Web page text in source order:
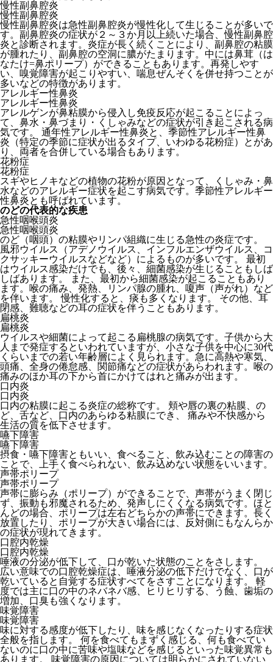
慢性副鼻腔炎
慢性副鼻腔炎
慢性副鼻腔炎は急性副鼻腔炎が慢性化して生じることが多いで
す。副鼻腔炎の症状が２～３か月以上続いた場合、慢性副鼻腔
炎と診断されます。炎症が長く続くことにより、副鼻腔の粘膜
が腫れたり、副鼻腔の空洞に膿がたまります。中には鼻茸（は
なたけ=鼻ポリープ）ができることもあります。再発しやす
い、嗅覚障害が起こりやすい、喘息ぜんそくを併せ持つことが
多いなどの特徴があります。
アレルギー性鼻炎
アレルギー性鼻炎
アレルゲンが鼻粘膜から侵入し免疫反応が起こることによっ
て、鼻水・鼻づまり・くしゃみなどの症状が引き起こされる病
気です。 通年性アレルギー性鼻炎と、季節性アレルギー性鼻
炎（特定の季節に症状が出るタイプ、いわゆる花粉症）とがあ
り、両者を合併している場合もあります。
花粉症
花粉症
スギやヒノキなどの植物の花粉が原因となって、くしゃみ・鼻
水などのアレルギー症状を起こす病気です。季節性アレルギー
性鼻炎とも呼ばれています。
のどの代表的な疾患
急性咽喉頭炎
急性咽喉頭炎
のど（咽頭）の粘膜やリンパ組織に生じる急性の炎症です。
風邪ウイルス（アデノウイルス、インフルエンザウイルス、コ
クサッキーウイルスなどなど）によるものが多いです。 最初
はウイルス感染だけでも、後々、細菌感染が生じることもしば
しばあります。 また、最初から細菌感染が起こることもあり
ます。喉の痛み、発熱、リンパ腺の腫れ、嗄声（声がれ）など
を伴います。 慢性化すると、痰も多くなります。 その他、耳
閉感、難聴などの耳の症状を伴うこともあります。
扁桃炎
扁桃炎
ウイルスや細菌によって起こる扁桃腺の病気です。子供から大
人まで発症するといわれていますが、小さな子供を中心に30代
くらいまでの若い年齢層によく見られます。急に高熱や寒気、
頭痛、全身の倦怠感、関節痛などの症状があらわれます。喉の
痛みのほか耳の下から首にかけてはれと痛みが出ます。
口内炎
口内炎
口内の粘膜に起こる炎症の総称です。 頬や唇の裏の粘膜、の
ど、舌など、口内のあらゆる粘膜にでき、 痛みや不快感から
生活の質を低下させます。
嚥下障害
嚥下障害
摂食・嚥下障害ともいい、食べること、飲み込むことの障害の
ことで、上手く食べられない、飲み込めない状態をいいます。
声帯ポリープ
声帯ポリープ
声帯に膨らみ（ポリープ）ができることで、声帯がうまく閉じ
ず、振動も邪魔されるため、発声しにくくなる病気です。ほと
んどの場合、ポリープは左右どちらかの声帯にできます。長く
放置したり、ポリープが大きい場合には、反対側にもなんらか
の症状が現れてきます。
口腔内乾燥
口腔内乾燥
唾液の分泌が低下して、口が乾いた状態のことをさします。
広い意味での口腔乾燥症は、唾液分泌の低下だけでなく、口が
乾いていると自覚する症状すべてをさすことになります。 軽
度では主に口の中のネバネバ感、ヒリヒリする、う蝕、歯垢の
増加、口臭も強くなります。
味覚障害
味覚障害
味に対する感度が低下したり、味を感じなくなったりする症状
全般を指します。 何を食べてもまずく感じる、何も食べてい
ないのに口の中に苦味や塩味などを感じるといった味覚異常も
あります。 味覚障害の原因については明らかにされていない